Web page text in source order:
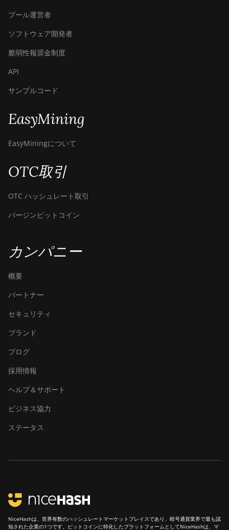
プール運営者
ソフトウェア開発者
脆弱性報奨金制度
API
サンプルコード
EasyMining
EasyMiningについて
OTC取引
OTC ハッシュレート取引
バージンビットコイン
カンパニー
概要
パートナー
セキュリティ
ブランド
ブログ
採用情報
ヘルプ＆サポート
ビジネス協力
ステータス
NiceHashは、世界有数のハッシュレートマーケットプレイスであり、暗号通貨業界で最も認
知された企業の1つです。ビットコインに特化したプラットフォームとしてNiceHashは、マ